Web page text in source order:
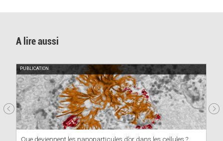
A lire aussi
PUBLICATION
Que deviennent les nanoparticules d’or dans les cellules ?